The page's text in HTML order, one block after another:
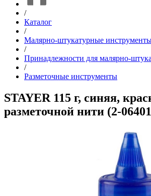
/
Каталог
/
Малярно-штукатурные
/
Принадлежности для малярно-
/
Разметочные инструменты
STAYER 115 г, синяя,
разметочной нити (2-